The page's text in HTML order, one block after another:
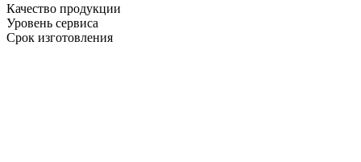
Качество продукции
Уровень сервиса
Срок изготовления